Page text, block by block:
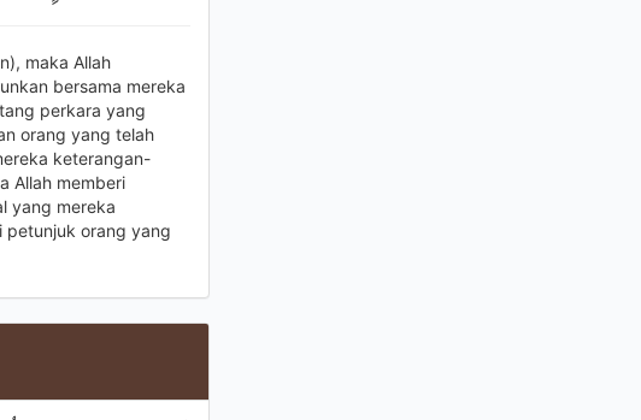
maka Allah
bersama mereka
perkara yang
orang yang telah
keterangan-
Allah memberi
yang mereka
petunjuk orang yang